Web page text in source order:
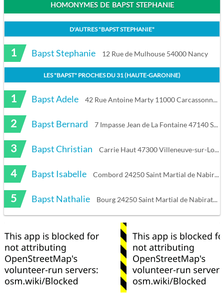
HOMONYMES DE BAPST STEPHANIE
D'AUTRES "BAPST STEPHANIE"
1 Bapst Stephanie 12 Rue de Mulhouse 54000 Nancy
LES "BAPST" PROCHES DU31 (HAUTE-GARONNE)
1 Bapst Adele 42 Rue Antoine Marty 11000 Carcassonne
2 Bapst Bernard 7 Impasse Jean de La Fontaine 47140 Saint-Sylvestre-sur-Lot
3 Bapst Christian Carrie Haut 47300 Villeneuve-sur-Lot
4 Bapst Isabelle Combord 24250 Saint Martial de Nabirat
5 Bapst Nathalie Bourg 24250 Saint Martial de Nabirat